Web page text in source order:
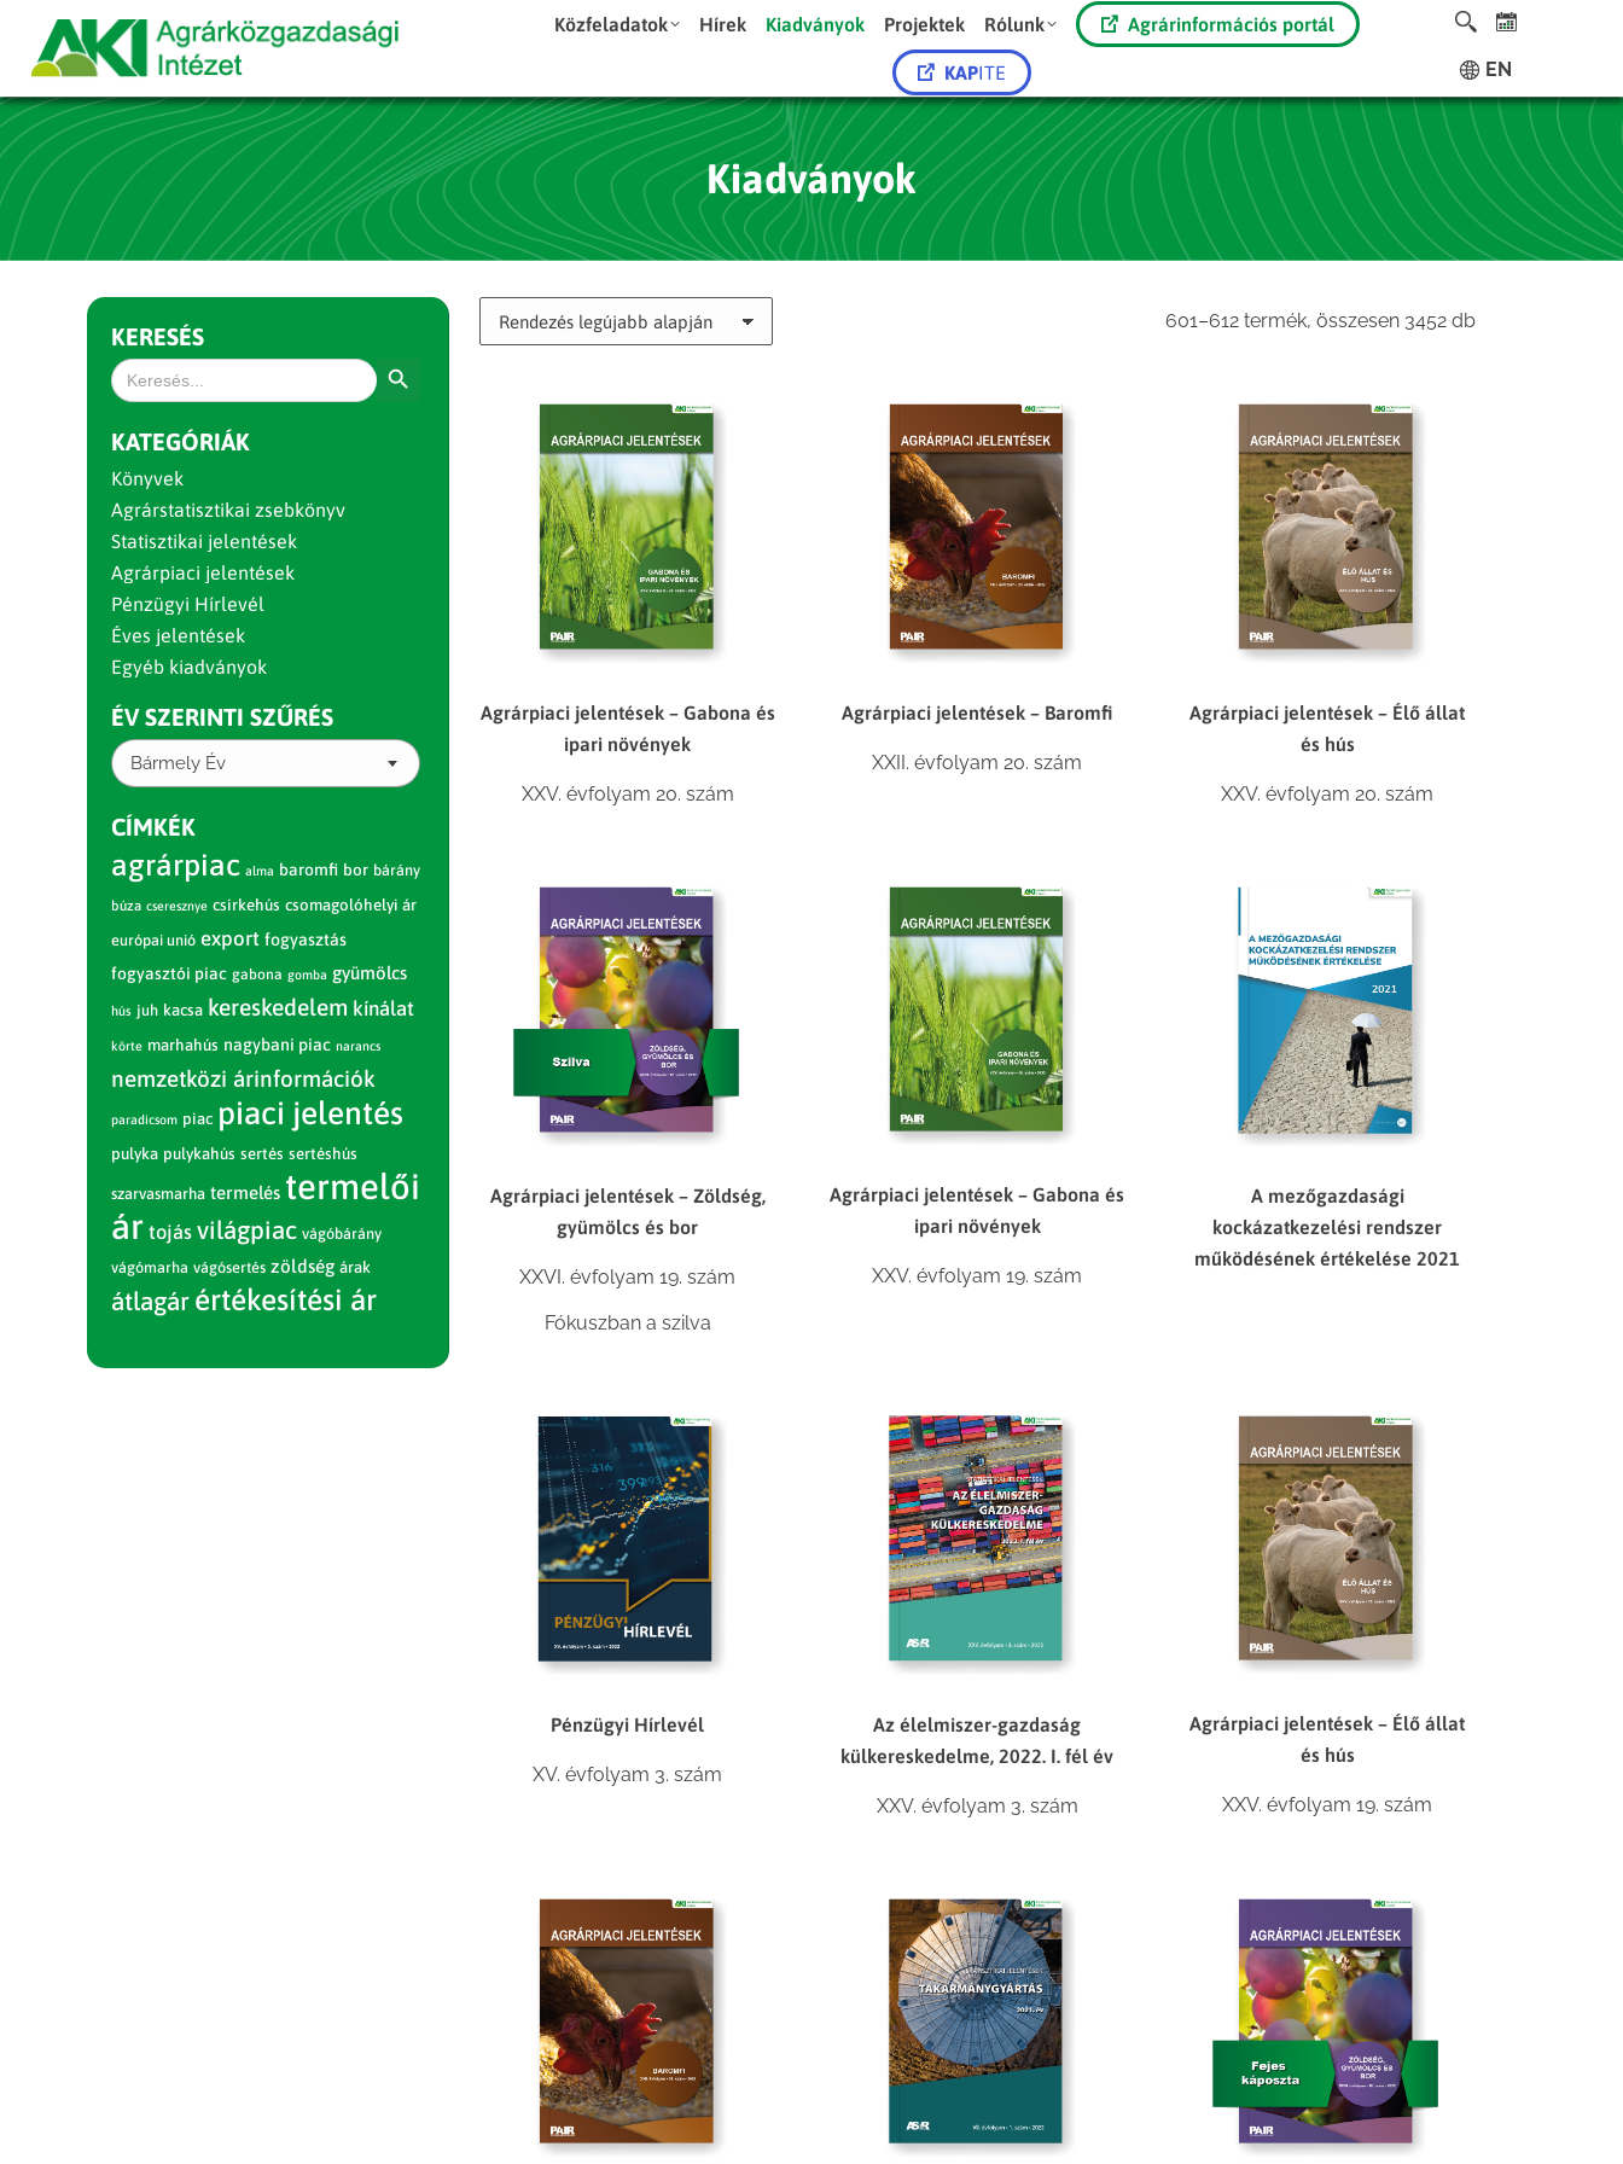
Közfeladatok Hírek Kiadványok Projektek Rólunk Agrárinformációs portál
KAPITE EN
Kiadványok
601–612 termék, összesen 3452 dbSorted
Agrárpiaci jelentések – Gabona és
ipari növények
XXV. évfolyam 20. szám
Agrárpiaci jelentések – Baromfi
XXII. évfolyam 20. szám
Agrárpiaci jelentések – Élő állat
és hús
XXV. évfolyam 20. szám
Agrárpiaci jelentések – Zöldség,
gyümölcs és bor
XXVI. évfolyam 19. szám
Fókuszban a szilva
Agrárpiaci jelentések – Gabona és
ipari növények
XXV. évfolyam 19. szám
A mezőgazdasági
kockázatkezelési rendszer
működésének értékelése 2021
Pénzügyi Hírlevél
XV. évfolyam 3. szám
Az élelmiszer-gazdaság
külkereskedelme, 2022. I. fél év
XXV. évfolyam 3. szám
Agrárpiaci jelentések – Élő állat
és hús
XXV. évfolyam 19. szám
KERESÉS
Search
for:
KATEGÓRIÁK
Könyvek
Agrárstatisztikai zsebkönyv
Statisztikai jelentések
Agrárpiaci jelentések
Pénzügyi Hírlevél
Éves jelentések
Egyéb kiadványok
ÉV SZERINTI SZŰRÉS
Bármely Év
CÍMKÉK
agrárpiac alma baromfi bor bárány
búza cseresznye csirkehús csomagolóhelyi ár
európai unió export fogyasztás
fogyasztói piac gabona gomba gyümölcs
hús juh kacsa kereskedelem kínálat
körte marhahús nagybani piac narancs
nemzetközi árinformációk
paradicsom piac piaci jelentés
pulyka pulykahús sertés sertéshús
szarvasmarha termelés termelői
ár tojás világpiac vágóbárány
vágómarha vágósertés zöldség árak
átlagár értékesítési ár